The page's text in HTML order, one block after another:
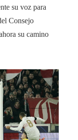
su voz para
Consejo
su camino